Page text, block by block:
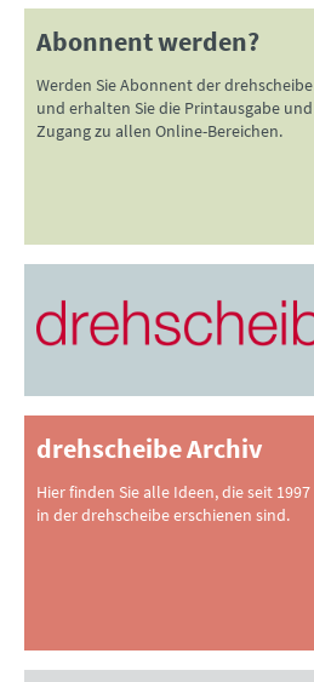
Abonnent werden?
Werden Sie Abonnent der drehscheibe
und erhalten Sie die Printausgabe und
Zugang zu allen Online-Bereichen.
drehscheibe Archiv
Hier finden Sie alle Ideen, die seit 1997
in der drehscheibe erschienen sind.